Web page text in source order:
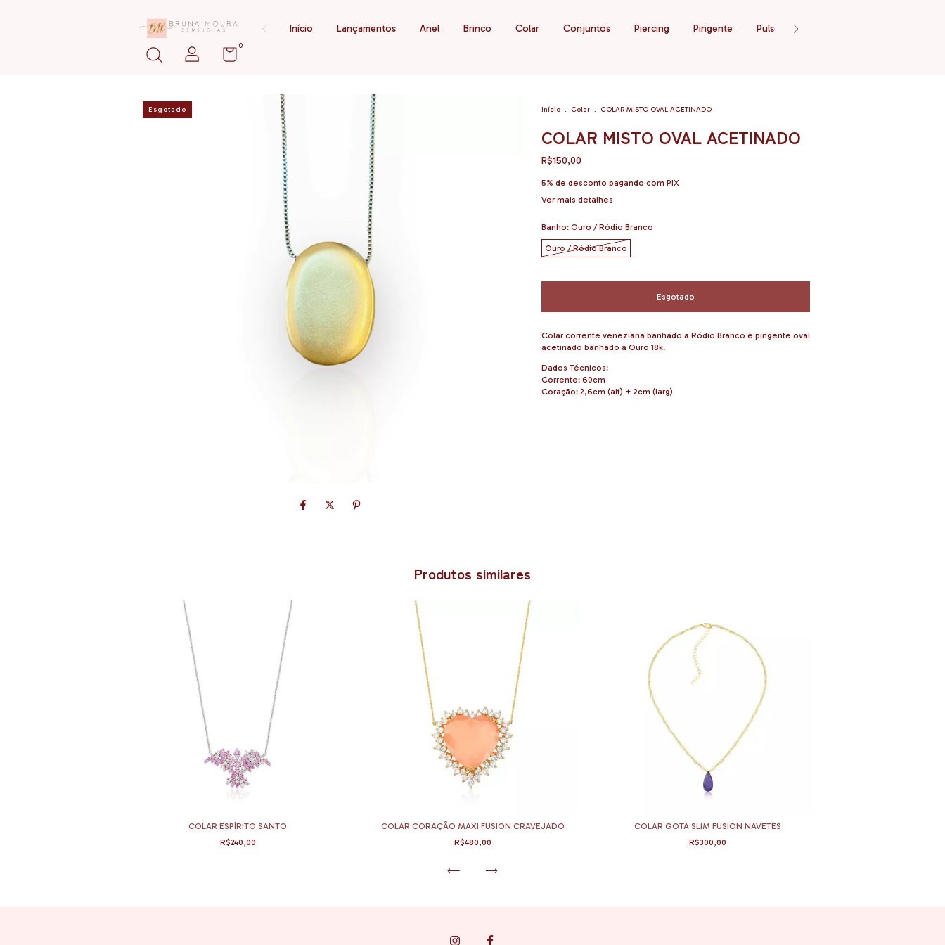
Início Lançamentos Anel Brinco Colar Conjuntos Piercing Pingente Pulseira
0
Esgotado Início . Colar . COLAR MISTO OVAL ACETINADO
COLAR MISTO OVAL ACETINADO
R$150,00
5% de desconto pagando com PIX
Ver mais detalhes
Banho: Ouro / Ródio Branco
Ouro / Ródio Branco
Colar corrente veneziana banhado a Ródio Branco e pingente oval
acetinado banhado a Ouro 18k.
Dados Técnicos:
Corrente: 60cm
Coração: 2,6cm (alt) + 2cm (larg)
Produtos similares
COLAR ESPÍRITO SANTO
R$240,00
COLAR CORAÇÃO MAXI FUSION CRAVEJADO
R$480,00
COLAR GOTA SLIM FUSION NAVETES
R$300,00